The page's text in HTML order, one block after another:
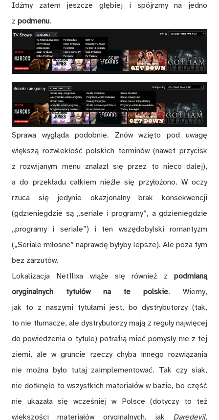
Idźmy zatem jeszcze głębiej i spójrzmy na jedno
z podmenu.
Sprawa wygląda podobnie. Znów wzięto pod uwagę
większą rozwlekłość polskich terminów (nawet przycisk
z rozwijanym menu znalazł się przez to nieco dalej),
a do przekładu całkiem nieźle się przyłożono. W oczy
rzuca się jedynie okazjonalny brak konsekwencji
(gdzieniegdzie są „seriale i programy”, a gdzieniegdzie
„programy i seriale”) i ten wszędobylski romantyzm
(„Seriale miłosne” naprawdę byłyby lepsze). Ale poza tym
bez zarzutów.
Lokalizacja Netflixa wiąże się również z podmianą
oryginalnych tytułów na te polskie. Wiemy,
jak to z naszymi tytułami jest, bo dystrybutorzy (tak,
to nie tłumacze, ale dystrybutorzy mają z reguły najwięcej
do powiedzenia o tytule) potrafią mieć pomysły nie z tej
ziemi, ale w gruncie rzeczy chyba innego rozwiązania
nie można było tutaj zaimplementować. Tak czy siak,
nie dotknęło to wszystkich materiałów w bazie, bo część
nie ukazała się wcześniej w Polsce (dotyczy to też
większości materiałów oryginalnych, jak Daredevil,